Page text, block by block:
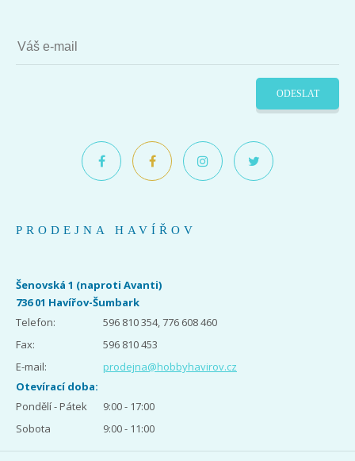
ODESLAT
PRODEJNA HAVÍŘOV
Šenovská 1 (naproti Avanti)
736 01 Havířov-Šumbark
Telefon:
596 810 354, 776 608 460
Fax:
596 810 453
E-mail:
prodejna@hobbyhavirov.cz
Otevírací doba:
Pondělí - Pátek
9:00 - 17:00
Sobota
9:00 - 11:00